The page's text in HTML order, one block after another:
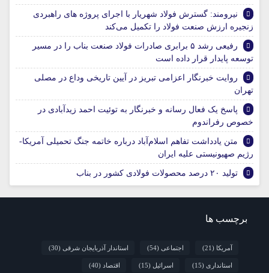
نیرومند: گسترش فولاد شهریار با اجرای پروژه های راهبردی
زنجیره ارزش صنعت فولاد را تکمیل می‌کند
رفیعی رشد ۵ برابری صادرات فولاد صنعت بناب را در مسیر
توسعه پایدار قرار داده است
روایت خبرنگار اعزامی تبریز در آیین تاریخی وداع در مصلی
تهران
پاسخ یک فعال رسانه و خبرنگار به توئیت احمد زیدآبادی در
خصوص رفراندوم
متن یادداشت تفاهم اسلام‌آباد درباره خاتمه جنگ تحمیلی آمریکا-
رژیم صهیونیستی علیه ایران
تولید ۲۰ درصد محصولات فولادی کشور در بناب
برچسب ها
آمریکا (21) اجتماعی (54) استاندار آذربایجان شرقی (30)
استانداری (15) اسرائیل (15) اقتصاد (40)